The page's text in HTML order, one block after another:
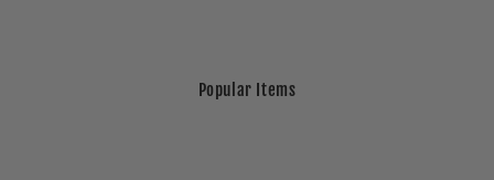
Popular Items